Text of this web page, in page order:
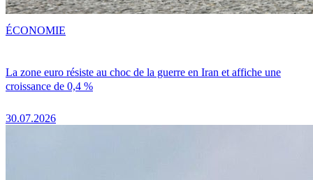
La zone euro résiste au choc de la guerre en Iran et affiche une
croissance de 0,4 %
30.07.2026
ÉCONOMIE